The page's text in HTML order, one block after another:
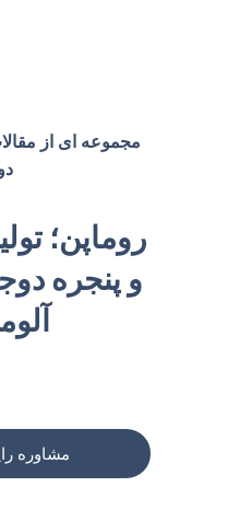
مجموعه ای از
روماپن؛
مشاوره